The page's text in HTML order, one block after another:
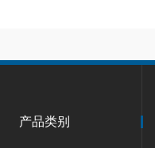
产品类别